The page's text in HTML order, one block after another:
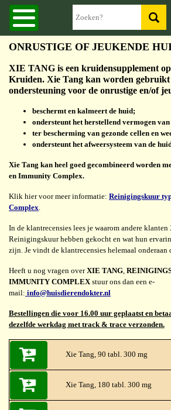
ONRUSTIGE OF JEUKENDE
XIE TANG is een kruidensupplement
Kruiden. Xie Tang kan worden
ondersteuning voor de onrustige en/of
beschermt en kalmeert de huid;
ondersteunt het herstellend vermogen
ter bescherming van gezonde cellen en
ondersteunt het afweersysteem van de
Xie Tang kan heel goed gecombineerd worden
en Immunity Complex.
Klik hier voor meer informatie: Reinigingskuur
Complex.
In de klantrecensies lees je waarom andere klanten
Reinigingskuur hebben gekocht en wat hun
zijn. Je vindt de klantrecensies helemaal onderaan
Heeft u nog vragen overXIE TANG,
IMMUNITY COMPLEXstuur ons dan een e-
mail: info@huisdierendokter.nl
Bestellingen die voor 16.00 uur geplaatst en
dezelfde werkdag met track & trace verzonden.
Xie Tang, 90 tabl. 300 mg
Xie Tang, 180 tabl. 300 mg